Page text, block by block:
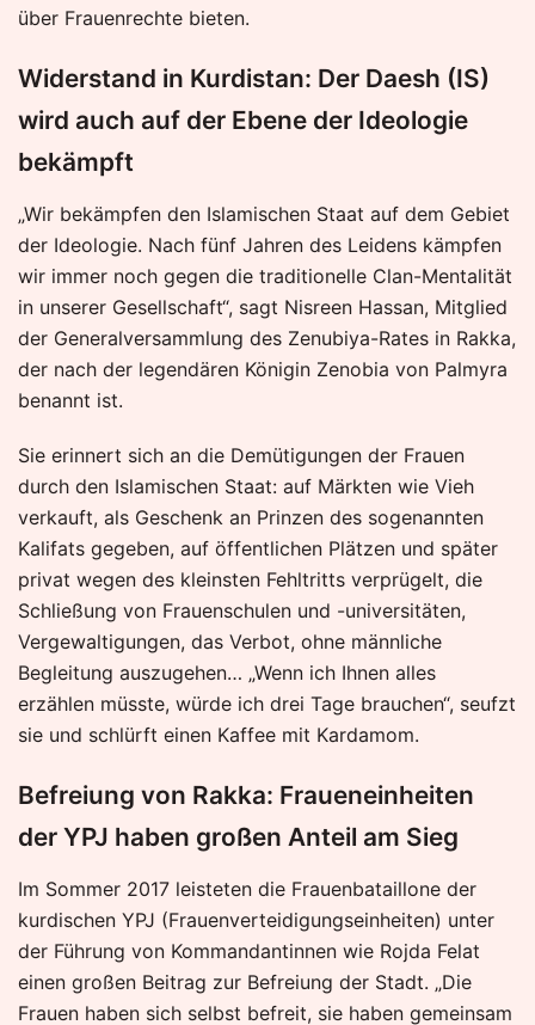
über Frauenrechte bieten.
Widerstand in Kurdistan: Der Daesh (IS)
wird auch auf der Ebene der Ideologie
bekämpft
„Wir bekämpfen den Islamischen Staat auf dem Gebiet
der Ideologie. Nach fünf Jahren des Leidens kämpfen
wir immer noch gegen die traditionelle Clan-Mentalität
in unserer Gesellschaft“, sagt Nisreen Hassan, Mitglied
der Generalversammlung des Zenubiya-Rates in Rakka,
der nach der legendären Königin Zenobia von Palmyra
benannt ist.
Sie erinnert sich an die Demütigungen der Frauen
durch den Islamischen Staat: auf Märkten wie Vieh
verkauft, als Geschenk an Prinzen des sogenannten
Kalifats gegeben, auf öffentlichen Plätzen und später
privat wegen des kleinsten Fehltritts verprügelt, die
Schließung von Frauenschulen und -universitäten,
Vergewaltigungen, das Verbot, ohne männliche
Begleitung auszugehen… „Wenn ich Ihnen alles
erzählen müsste, würde ich drei Tage brauchen“, seufzt
sie und schlürft einen Kaffee mit Kardamom.
Befreiung von Rakka: Fraueneinheiten
der YPJ haben großen Anteil am Sieg
Im Sommer 2017 leisteten die Frauenbataillone der
kurdischen YPJ (Frauenverteidigungseinheiten) unter
der Führung von Kommandantinnen wie Rojda Felat
einen großen Beitrag zur Befreiung der Stadt. „Die
Frauen haben sich selbst befreit, sie haben gemeinsam